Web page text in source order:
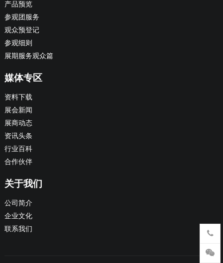
产品预览
参观团服务
观众预登记
参观细则
展期服务观众篇
媒体专区
资料下载
展会新闻
展商动态
资讯头条
行业百科
合作伙伴
关于我们
公司简介
企业文化
联系我们